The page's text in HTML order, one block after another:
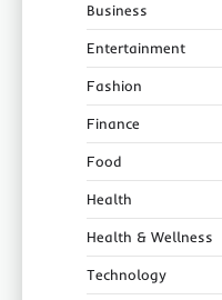
Business
Entertainment
Fashion
Finance
Food
Health
Health & Wellness
Technology